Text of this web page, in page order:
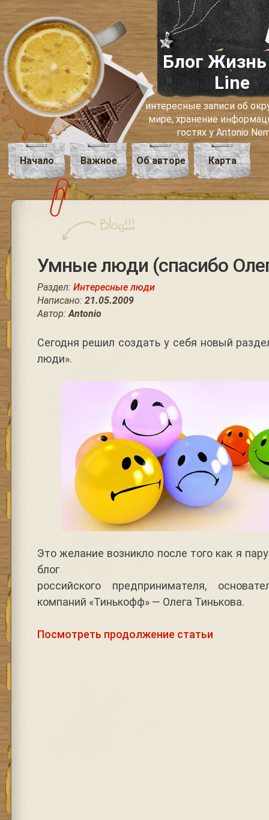
Блог Жизнь
Line
интересные записи об
мире, хранение
гостях у Antonio
Начало Важное Об авторе Карта
Умные люди (спасибо
Раздел: Интересные люди
Написано: 21.05.2009
Автор:Antonio
Сегодня решил создать у себя новый
люди».
Это желание возникло после того как я
блог
российского предпринимателя,
компаний «Тинькофф» — Олега Тинькова.
Посмотреть продолжение статьи